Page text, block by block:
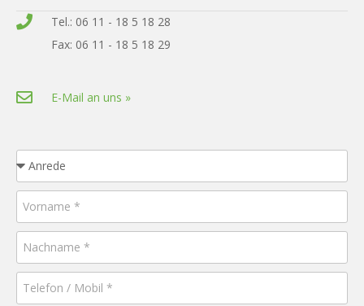
Tel.: 06 11 - 18 5 18 28
Fax: 06 11 - 18 5 18 29
E-Mail an uns »